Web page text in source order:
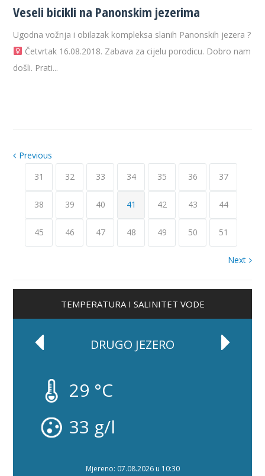
Veseli bicikli na Panonskim jezerima
Ugodna vožnja i obilazak kompleksa slanih Panonskih jezera ?‍
Četvrtak 16.08.2018. Zabava za cijelu porodicu. Dobro nam
došli. Prati...
Previous
31
32 33 34 35 36 37
38 39 40 41 42 43 44
45 46 47 48 49 50 51
Next
TEMPERATURA I SALINITET VODE
DRUGO JEZERO
29 °C
33 g/l
Mjereno: 07.08.2026 u 10:30